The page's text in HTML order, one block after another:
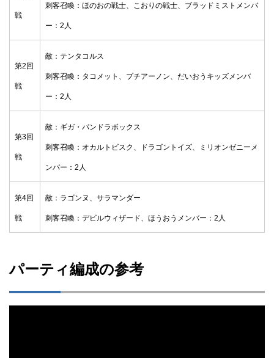
戦
刺客召喚：ほのおの戦士、こおりの戦士、ブラッドミスト メンバ
ー：2人
第2回
戦
敵：テンタコルス
刺客召喚：タコメット、プチアーノン、だいおうキッズ メンバ
ー：2人
第3回
戦
敵：ギガ・パンドラボックス
刺客召喚：オカルトビスク、ドラゴントイズ、ミリオンゼニー メ
ンバー：2人
第4回
戦
敵：ラゴンヌ、サラマンダー
刺客召喚：デビルウィザード、ほうおう メンバー：2人
パーティ編成の参考